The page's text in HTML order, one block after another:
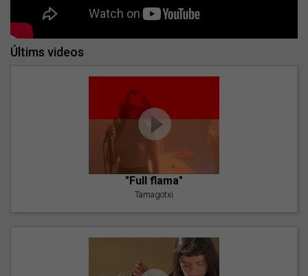
Últims videos
"Full flama"
Tamagotxi